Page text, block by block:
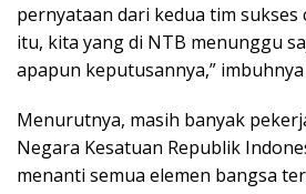
pernyataan dari kedua tim sukses
itu, kita yang di NTB menunggu
apapun keputusannya,” imbuhnya
Menurutnya, masih banyak
Negara Kesatuan Republik
menanti semua elemen bangsa